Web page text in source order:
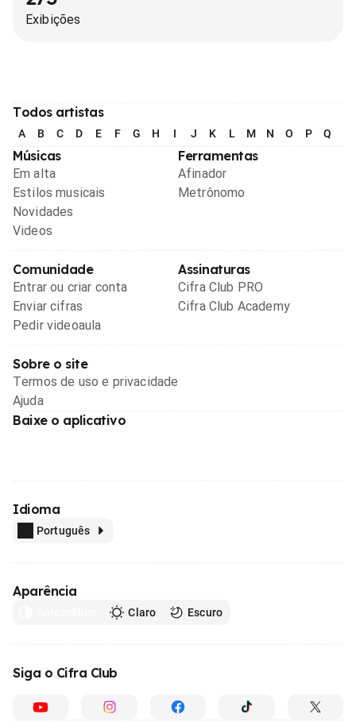
Exibições
Todos artistas
A B C D E F G H I J K L M N O P Q
Músicas
Em alta
Estilos musicais
Novidades
Videos
Ferramentas
Afinador
Metrônomo
Comunidade
Entrar ou criar conta
Enviar cifras
Pedir videoaula
Assinaturas
Cifra Club PRO
Cifra Club Academy
Sobre o site
Termos de uso e privacidade
Ajuda
Baixe o aplicativo
Idioma
Português
Aparência
Claro Escuro
Siga o Cifra Club